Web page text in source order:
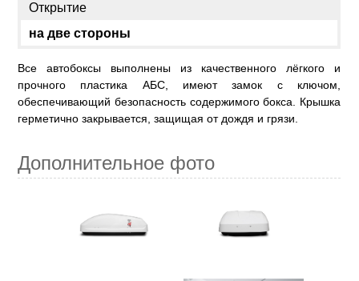
Открытие
на две стороны
Все автобоксы выполнены из качественного лёгкого и
прочного пластика АБС, имеют замок с ключом,
обеспечивающий безопасность содержимого бокса. Крышка
герметично закрывается, защищая от дождя и грязи.
Дополнительное фото